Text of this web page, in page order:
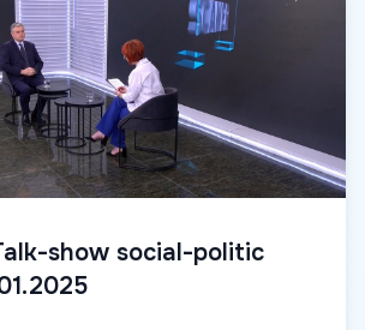
show social-politic